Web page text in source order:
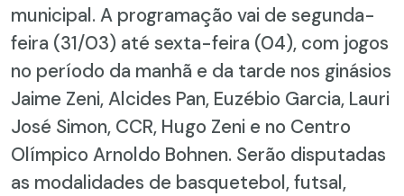
municipal. A programação vai de segunda-
feira (31/03) até sexta-feira (04), com jogos
no período da manhã e da tarde nos ginásios
Jaime Zeni, Alcides Pan, Euzébio Garcia, Lauri
José Simon, CCR, Hugo Zeni e no Centro
Olímpico Arnoldo Bohnen. Serão disputadas
as modalidades de basquetebol, futsal,